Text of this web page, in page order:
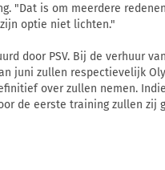
"Dat is om meerdere
optie niet lichten."
door PSV. Bij de verhuur
juni zullen respectievelijk
over zullen nemen.
de eerste training zullen zij